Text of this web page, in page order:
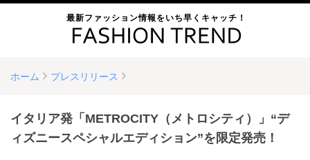
最新ファッション情報をいち早くキャッチ！
ホーム プレスリリース
イタリア発「METROCITY（メトロシティ）」“デ
ィズニースペシャルエディション”を限定発売！